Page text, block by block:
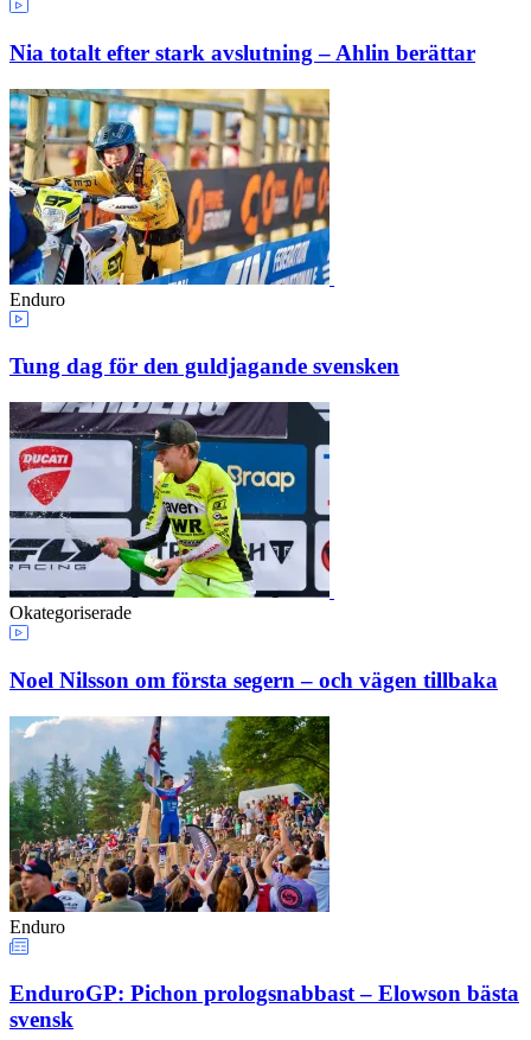
Nia totalt efter stark avslutning – Ahlin berättar
Enduro
Tung dag för den guldjagande svensken
Okategoriserade
Noel Nilsson om första segern – och vägen tillbaka
Enduro
EnduroGP: Pichon prologsnabbast – Elowson bästa
svensk